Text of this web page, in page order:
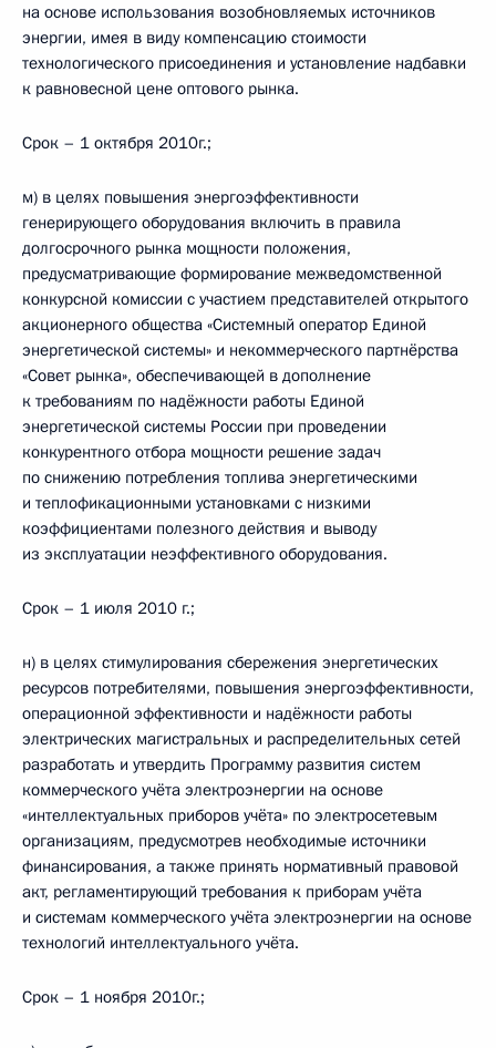
на основе использования возобновляемых источников
энергии, имея в виду компенсацию стоимости
технологического присоединения и установление надбавки
к равновесной цене оптового рынка.
Срок – 1 октября 2010г.;
м) в целях повышения энергоэффективности
генерирующего оборудования включить в правила
долгосрочного рынка мощности положения,
предусматривающие формирование межведомственной
конкурсной комиссии с участием представителей открытого
акционерного общества «Системный оператор Единой
энергетической системы» и некоммерческого партнёрства
«Совет рынка», обеспечивающей в дополнение
к требованиям по надёжности работы Единой
энергетической системы России при проведении
конкурентного отбора мощности решение задач
по снижению потребления топлива энергетическими
и теплофикационными установками с низкими
коэффициентами полезного действия и выводу
из эксплуатации неэффективного оборудования.
Срок – 1 июля 2010 г.;
н) в целях стимулирования сбережения энергетических
ресурсов потребителями, повышения энергоэффективности,
операционной эффективности и надёжности работы
электрических магистральных и распределительных сетей
разработать и утвердить Программу развития систем
коммерческого учёта электроэнергии на основе
«интеллектуальных приборов учёта» по электросетевым
организациям, предусмотрев необходимые источники
финансирования, а также принять нормативный правовой
акт, регламентирующий требования к приборам учёта
и системам коммерческого учёта электроэнергии на основе
технологий интеллектуального учёта.
Срок – 1 ноября 2010г.;